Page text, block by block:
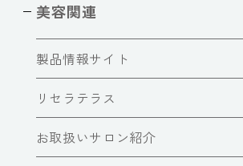
美容関連
製品情報サイト
リセラテラス
お取扱いサロン紹介